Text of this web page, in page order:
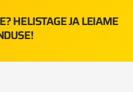
HELISTAGE JA LEIAME